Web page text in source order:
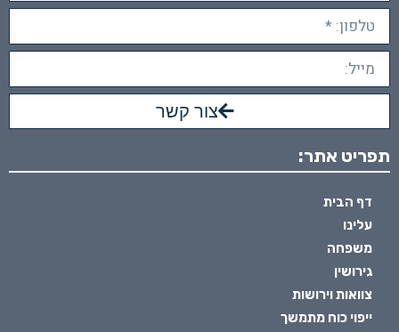
צור קשר
תפריט אתר:
דף הבית
עלינו
משפחה
גירושין
צוואות וירושות
ייפוי כוח מתמשך